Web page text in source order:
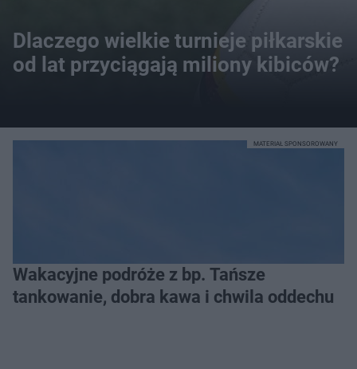
Dlaczego wielkie turnieje piłkarskie
od lat przyciągają miliony kibiców?
Wakacyjne podróże z bp. Tańsze
tankowanie, dobra kawa i chwila oddechu
MATERIAŁ SPONSOROWANY